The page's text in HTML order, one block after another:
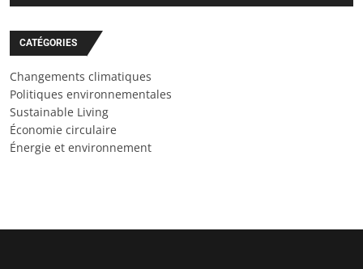
CATÉGORIES
Changements climatiques
Politiques environnementales
Sustainable Living
Économie circulaire
Énergie et environnement